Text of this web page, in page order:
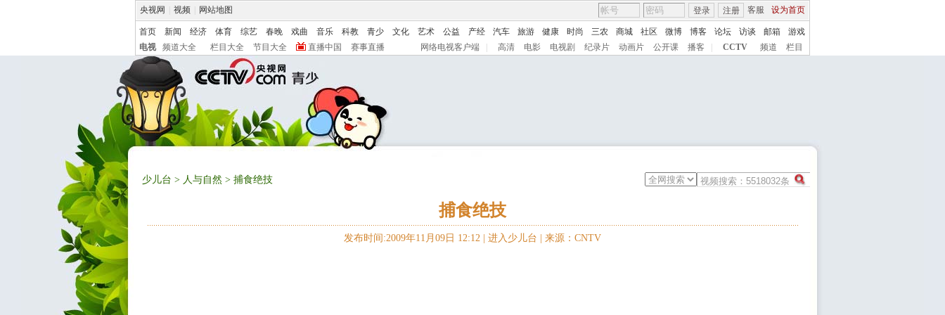
央视网 视频 网站地图 客服 设为首页
登录 注册
首页 新闻 经济 体育 综艺 春晚 戏曲 音乐 科教 青少 文化 艺术 公益 产经 汽车 旅游 健康 时尚 三农 商城 社区 微博 博客 论坛 访谈 邮箱
游戏
电视
频道大全 栏目大全 节目大全 直播中国 赛事直播 网络电视客户端 高清 电影 电视剧 纪录片 动画片 公开课 播客 CCTV 频道 栏目
少儿台 > 人与自然 > 捕食绝技
捕食绝技
发布时间:2009年11月09日 12:12 | 进入少儿台 来源：CNTV